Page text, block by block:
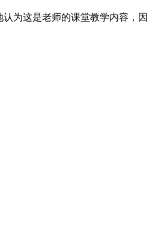
为这是老师的课堂教学内容，因